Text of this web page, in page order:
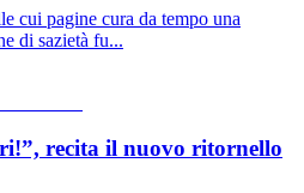
cui pagine cura da tempo una
di sazietà fu...
recita il nuovo ritornello